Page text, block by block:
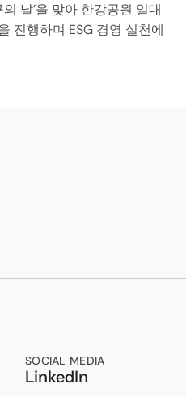
날’을 맞아 한강공원 일대
진행하며 ESG 경영 실천에
SOCIAL MEDIA
LinkedIn